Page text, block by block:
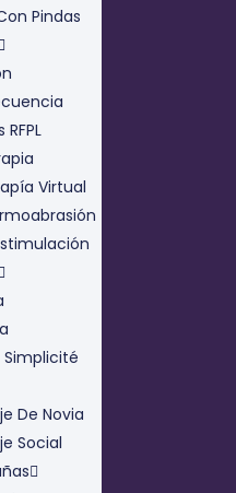
Pindas
Virtual
De Novia
Social